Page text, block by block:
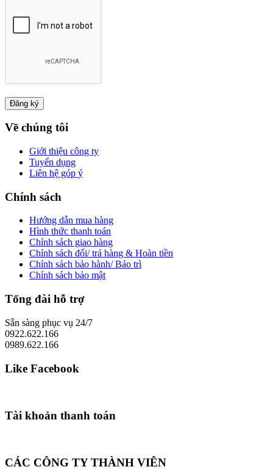
Về chúng tôi
Giới thiệu công ty
Tuyển dụng
Liên hệ góp ý
Chính sách
Hướng dẫn mua hàng
Hình thức thanh toán
Chính sách giao hàng
Chính sách đổi/ trả hàng & Hoàn tiền
Chính sách bảo hành/ Bảo trì
Chính sách bảo mật
Tổng đài hỗ trợ
Sẵn sàng phục vụ 24/7
0922.622.166
0989.622.166
Like Facebook
Tài khoản thanh toán
CÁC CÔNG TY THÀNH VIÊN